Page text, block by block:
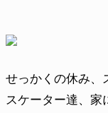
せっかくの休み、
スケーター達、家